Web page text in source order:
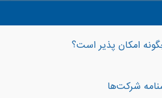
امکان پذیر است؟
شرکت‌ها